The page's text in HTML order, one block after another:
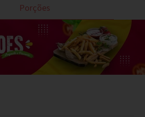
Porções